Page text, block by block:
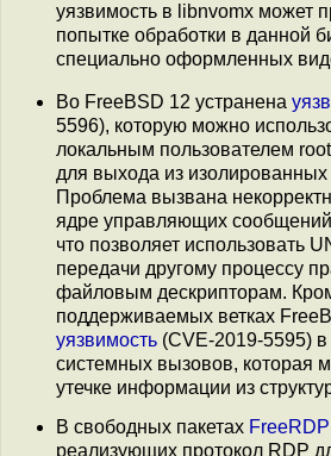
уязвимость в libnvomx может
попытке обработки в данной
специально оформленных
Во FreeBSD 12 устранена
5596), которую можно
локальным пользователем
для выхода из
Проблема вызвана
ядре управляющих
что позволяет использовать
передачи другому процессу
файловым дескрипторам.
поддерживаемых ветках
уязвимость (CVE-2019-5595)
системных вызовов, которая
утечке информации из
В свободных пакетах FreeRDP
реализующих протокол RDP